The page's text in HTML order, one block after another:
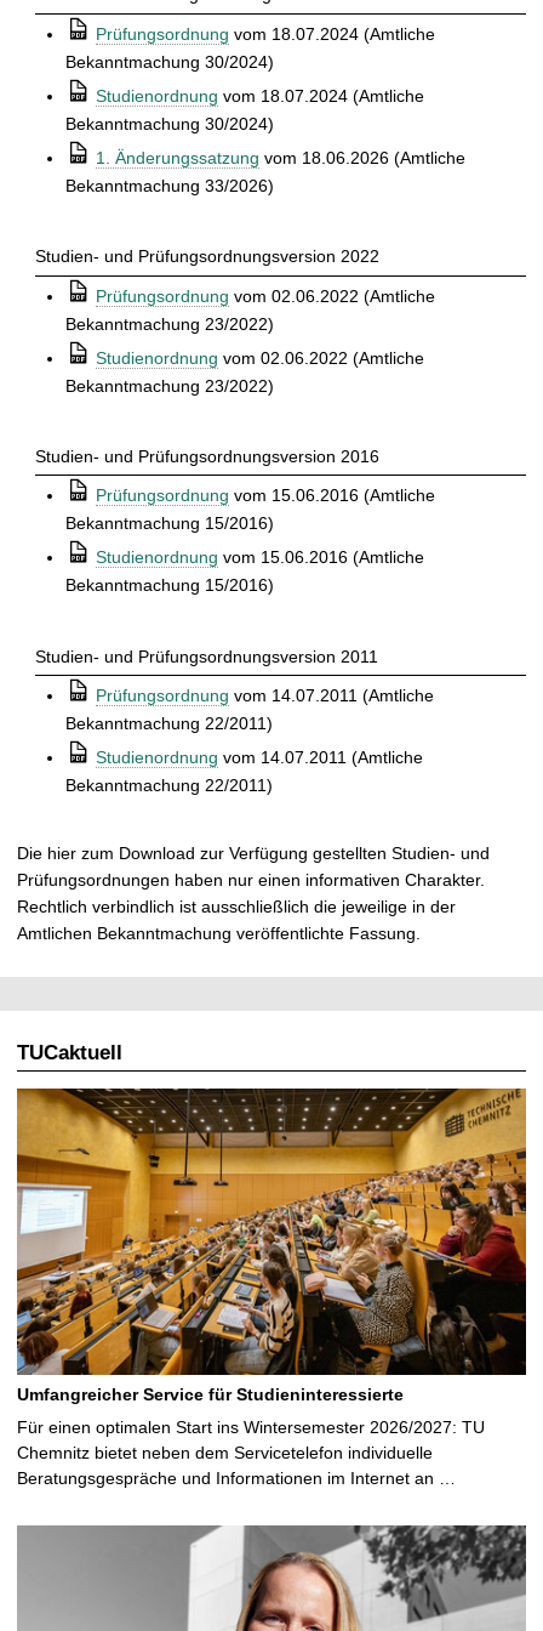
⒫ Prüfungsordnung vom 18.07.2024 (Amtliche
Bekanntmachung 30/2024)
⒫ Studienordnung vom 18.07.2024 (Amtliche
Bekanntmachung 30/2024)
⒫ 1. Änderungssatzung vom 18.06.2026 (Amtliche
Bekanntmachung 33/2026)
Studien- und Prüfungsordnungsversion 2022
⒫ Prüfungsordnung vom 02.06.2022 (Amtliche
Bekanntmachung 23/2022)
⒫ Studienordnung vom 02.06.2022 (Amtliche
Bekanntmachung 23/2022)
Studien- und Prüfungsordnungsversion 2016
⒫ Prüfungsordnung vom 15.06.2016 (Amtliche
Bekanntmachung 15/2016)
⒫ Studienordnung vom 15.06.2016 (Amtliche
Bekanntmachung 15/2016)
Studien- und Prüfungsordnungsversion 2011
⒫ Prüfungsordnung vom 14.07.2011 (Amtliche
Bekanntmachung 22/2011)
⒫ Studienordnung vom 14.07.2011 (Amtliche
Bekanntmachung 22/2011)
Die hier zum Download zur Verfügung gestellten Studien- und
Prüfungsordnungen haben nur einen informativen Charakter.
Rechtlich verbindlich ist ausschließlich die jeweilige in der
Amtlichen Bekanntmachung veröffentlichte Fassung.
TUCaktuell
Umfangreicher Service für Studieninteressierte
Für einen optimalen Start ins Wintersemester 2026/2027: TU
Chemnitz bietet neben dem Servicetelefon individuelle
Beratungsgespräche und Informationen im Internet an …